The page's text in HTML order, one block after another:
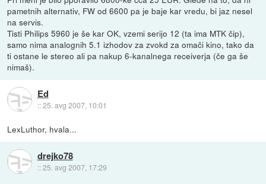
pametnih alternativ, FW od 6600 pa je baje kar vredu, bi jaz nesel
na servis.
Tisti Philips 5960 je še kar OK, vzemi serijo 12 (ta ima MTK čip),
samo nima analognih 5.1 izhodov za zvokd za omači kino, tako da
ti ostane le stereo ali pa nakup 6-kanalnega receiverja (če ga še
nimaš).
Ed
::25. avg 2007, 10:01
LexLuthor, hvala...
drejko78
::25. avg 2007, 17:29